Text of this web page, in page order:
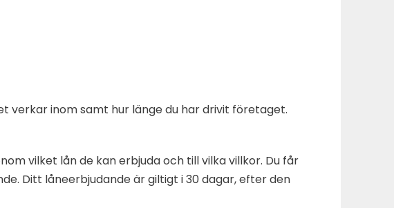
verkar inom samt hur länge du har drivit företaget.
vilket lån de kan erbjuda och till vilka villkor. Du får
Ditt låneerbjudande är giltigt i 30 dagar, efter den